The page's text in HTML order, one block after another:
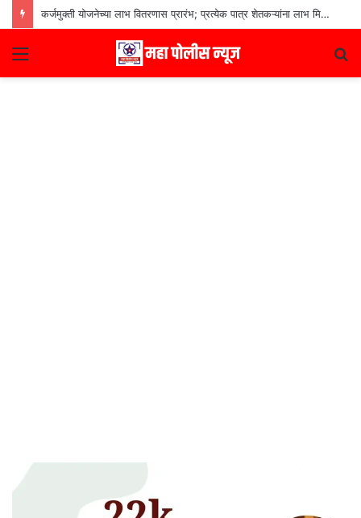
कर्जमुक्ती योजनेच्या लाभ वितरणास प्रारंभ; प्रत्येक पात्र शेतकऱ्यांना लाभ मिळणार– मुख्यमंत्री देवेंद्र फडणवीस
Menu